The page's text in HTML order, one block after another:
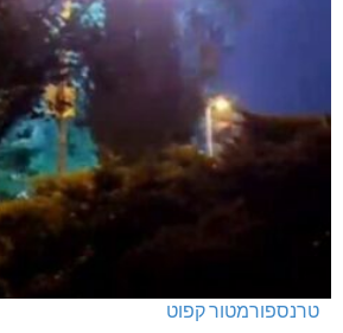
טרנספורמטור קפוט